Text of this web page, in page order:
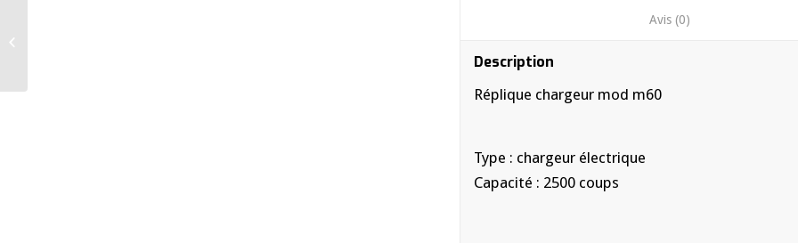
Description
Réplique chargeur mod m60
Type : chargeur électrique
Capacité : 2500 coups